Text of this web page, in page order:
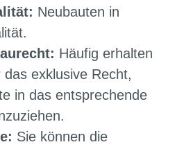
Neubauten in
Häufig erhalten
das exklusive Recht,
in das entsprechende
Sie können die